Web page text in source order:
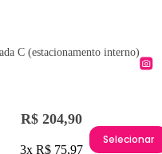
C (estacionamento interno)
R$ 204,90
3x R$ 75,97
Selecionar